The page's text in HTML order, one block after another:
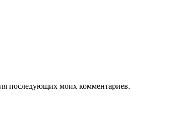
последующих моих комментариев.